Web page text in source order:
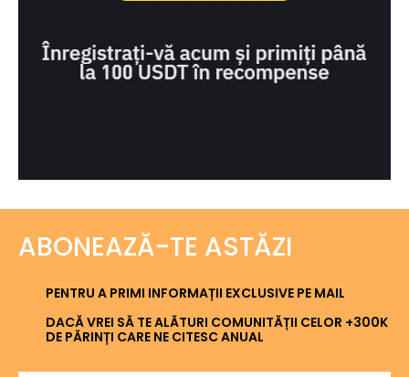
ABONEAZĂ-TE ASTĂZI
PENTRU A PRIMI INFORMAȚII EXCLUSIVE PE MAIL
DACĂ VREI SĂ TE ALĂTURI COMUNITĂȚII CELOR +300K
DE PĂRINȚI CARE NE CITESC ANUAL